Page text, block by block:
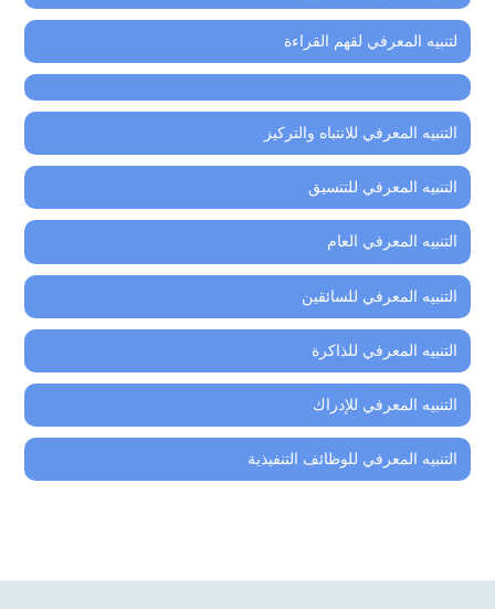
لتنبيه المعرفي لقهم القراءة
التنبيه المعرفي للانتباه والتركيز
التنبيه المعرفي للتنسيق
التنبيه المعرفي العام
التنبيه المعرفي للسائقين
التنبيه المعرفي للذاكرة
التنبيه المعرفي للإدراك
التنبيه المعرفي للوظائف التنفيذية